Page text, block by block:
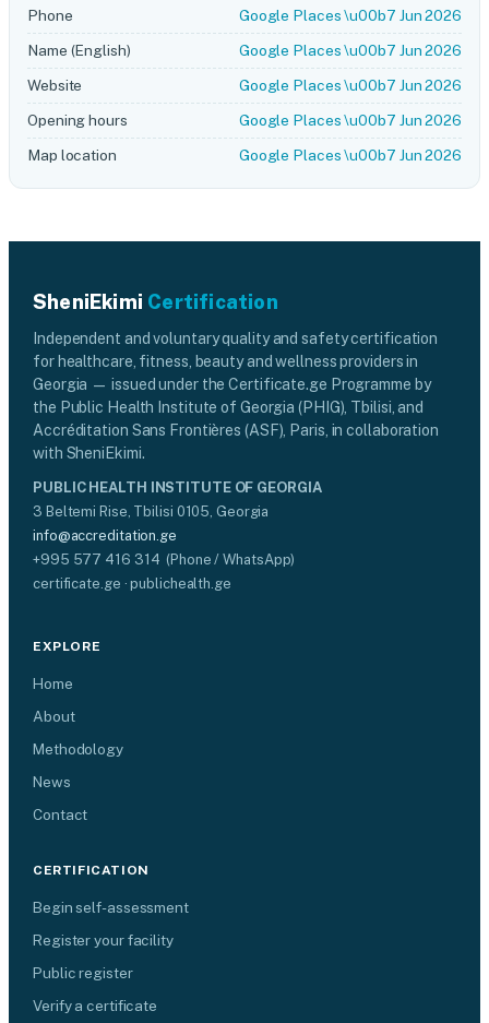
Phone
Google Places \u00b7 Jun 2026
Name (English)
Google Places \u00b7 Jun 2026
Website
Google Places \u00b7 Jun 2026
Opening hours
Google Places \u00b7 Jun 2026
Map location
Google Places \u00b7 Jun 2026
SheniEkimi Certification
Independent and voluntary quality and safety certification
for healthcare, fitness, beauty and wellness providers in
Georgia — issued under the Certificate.ge Programme by
the Public Health Institute of Georgia (PHIG), Tbilisi, and
Accréditation Sans Frontières (ASF), Paris, in collaboration
with SheniEkimi.
PUBLIC HEALTH INSTITUTE OF GEORGIA
3 Beltemi Rise, Tbilisi 0105, Georgia
info@accreditation.ge
+995 577 416 314 (Phone / WhatsApp)
certificate.ge · publichealth.ge
EXPLORE
Home
About
Methodology
News
Contact
CERTIFICATION
Begin self-assessment
Register your facility
Public register
Verify a certificate